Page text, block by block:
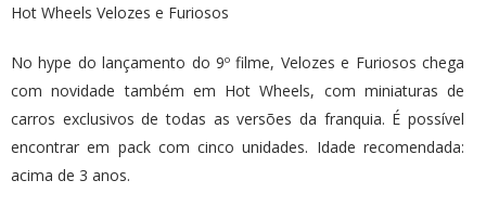
Hot Wheels Velozes e Furiosos
No hype do lançamento do 9º filme, Velozes e Furiosos chega
com novidade também em Hot Wheels, com miniaturas de
carros exclusivos de todas as versões da franquia. É possível
encontrar em pack com cinco unidades. Idade recomendada:
acima de 3 anos.